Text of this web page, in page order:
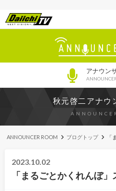
アナウン
秋元啓二アナウ
ANNOUNCER ROOM ブログトップ 「
2023.10.02
「まるごとかくれんぼ」